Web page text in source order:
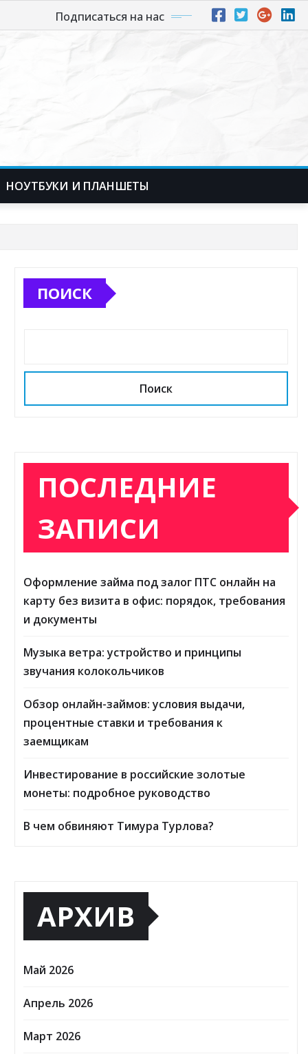
Подписаться на нас
НОУТБУКИ И ПЛАНШЕТЫ
ПОИСК
Поиск
ПОСЛЕДНИЕ
ЗАПИСИ
Оформление займа под залог ПТС онлайн на
карту без визита в офис: порядок, требования
и документы
Музыка ветра: устройство и принципы
звучания колокольчиков
Обзор онлайн-займов: условия выдачи,
процентные ставки и требования к
заемщикам
Инвестирование в российские золотые
монеты: подробное руководство
В чем обвиняют Тимура Турлова?
АРХИВ
Май 2026
Апрель 2026
Март 2026